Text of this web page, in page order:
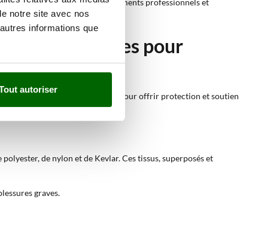
notre site avec nos
informations que
autoriser
que dans les environnements professionnels et
anti-coupures pour
Chaque produit est conçu pour offrir protection et soutien
de nylon et de Kevlar. Ces tissus, superposés et
graves.